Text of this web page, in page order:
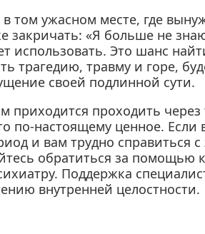
том ужасном месте, где
закричать: «Я больше не
использовать. Это шанс
трагедию, травму и горе,
своей подлинной сути.
приходится проходить
по-настоящему ценное. Если
и вам трудно справиться
обратиться за помощью
Поддержка
внутренней целостности.